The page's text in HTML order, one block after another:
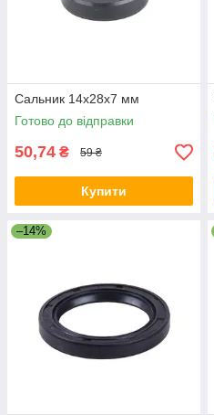
Сальник 14x28x7 мм
Готово до відправки
50,74 ₴ 59 ₴
Купити
–14%